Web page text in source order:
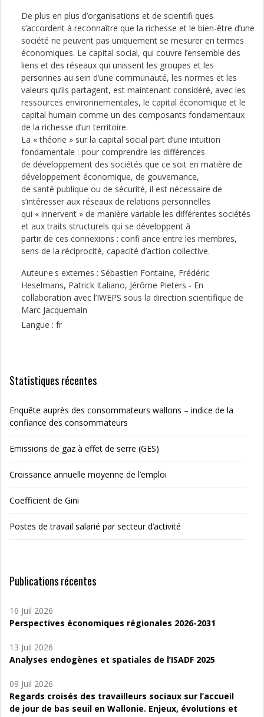
De plus en plus d’organisations et de scientifi ques
s’accordent à reconnaître que la richesse et le bien-être d’une
société ne peuvent pas uniquement se mesurer en termes
économiques. Le capital social, qui couvre l’ensemble des
liens et des réseaux qui unissent les groupes et les
personnes au sein d’une communauté, les normes et les
valeurs qu’ils partagent, est maintenant considéré, avec les
ressources environnementales, le capital économique et le
capital humain comme un des composants fondamentaux
de la richesse d’un territoire.
La « théorie » sur la capital social part d’une intuition
fondamentale : pour comprendre les différences
de développement des sociétés que ce soit en matière de
développement économique, de gouvernance,
de santé publique ou de sécurité, il est nécessaire de
s’intéresser aux réseaux de relations personnelles
qui « innervent » de manière variable les différentes sociétés
et aux traits structurels qui se développent à
partir de ces connexions : confi ance entre les membres,
sens de la réciprocité, capacité d’action collective.
Auteur·e·s externes : Sébastien Fontaine, Frédéric
Heselmans, Patrick Italiano, Jérôme Pieters - En
collaboration avec l’IWEPS sous la direction scientifique de
Marc Jacquemain
Langue : fr
Statistiques récentes
Enquête auprès des consommateurs wallons – indice de la
confiance des consommateurs
Emissions de gaz à effet de serre (GES)
Croissance annuelle moyenne de l’emploi
Coefficient de Gini
Postes de travail salarié par secteur d’activité
Publications récentes
16 Juil 2026
Perspectives économiques régionales 2026-2031
13 Juil 2026
Analyses endogènes et spatiales de l’ISADF 2025
09 Juil 2026
Regards croisés des travailleurs sociaux sur l’accueil
de jour de bas seuil en Wallonie. Enjeux, évolutions et